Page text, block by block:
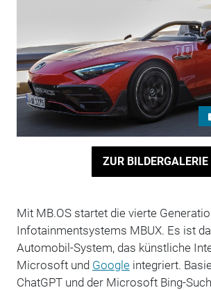
ZUR BILDERGALERIE
Mit MB.OS startet die vierte
Infotainmentsystems MBUX. Es ist
Automobil-System, das künstliche
Microsoft und Googleintegriert.
ChatGPT und der Microsoft Bing-